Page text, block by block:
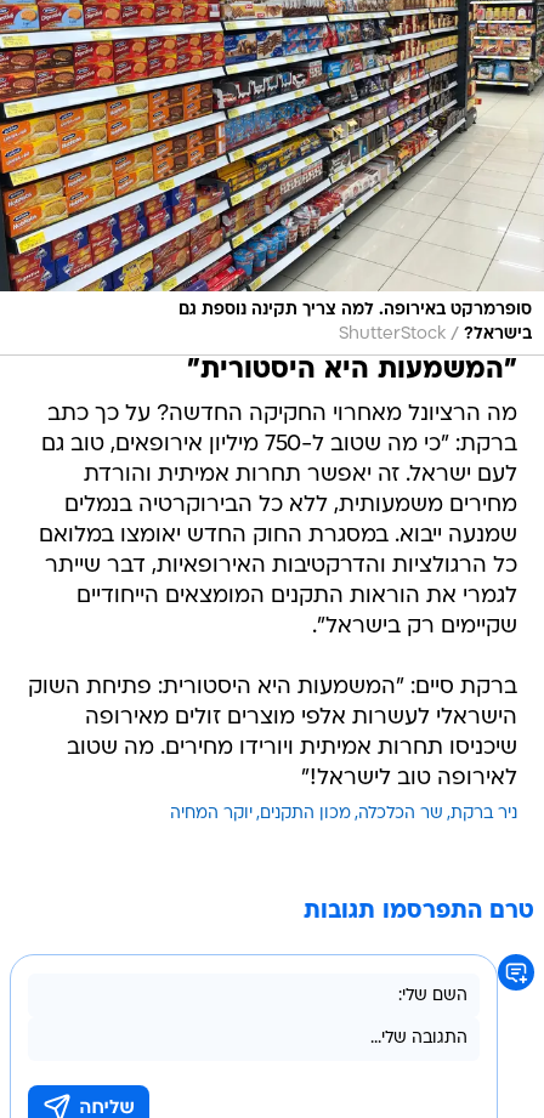
סופרמרקט באירופה. למה צריך תקינה נוספת גם
בישראל? /
ShutterStock
"המשמעות היא היסטורית"
מה הרציונל מאחרוי החקיקה החדשה? על כך כתב
ברקת: "כי מה שטוב ל-750 מיליון אירופאים, טוב גם
לעם ישראל. זה יאפשר תחרות אמיתית והורדת
מחירים משמעותית, ללא כל הבירוקרטיה בנמלים
שמנעה ייבוא. במסגרת החוק החדש יאומצו במלואם
כל הרגולציות והדרקטיבות האירופאיות, דבר שייתר
לגמרי את הוראות התקנים המומצאים הייחודיים
שקיימים רק בישראל".
ברקת סיים: "המשמעות היא היסטורית: פתיחת השוק
הישראלי לעשרות אלפי מוצרים זולים מאירופה
שיכניסו תחרות אמיתית ויורידו מחירים. מה שטוב
לאירופה טוב לישראל!"
ניר ברקת שר הכלכלה מכון התקנים יוקר המחיה
טרם התפרסמו תגובות